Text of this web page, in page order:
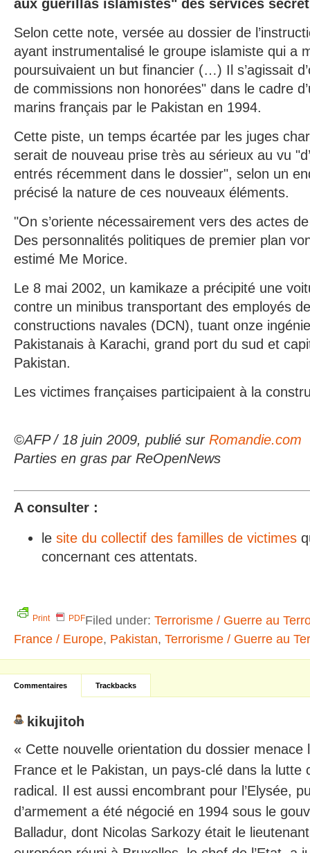
aux guérillas islamistes" des services
Selon cette note, versée au dossier de
ayant instrumentalisé le groupe islamiste qui a
poursuivaient un but financier (…) Il s’agissait
de commissions non honorées" dans le cadre
marins français par le Pakistan en 1994.
Cette piste, un temps écartée par les juges
serait de nouveau prise très au sérieux au vu
entrés récemment dans le dossier", selon un
précisé la nature de ces nouveaux éléments.
"On s’oriente nécessairement vers des actes
Des personnalités politiques de premier plan
estimé Me Morice.
Le 8 mai 2002, un kamikaze a précipité une
contre un minibus transportant des employés
constructions navales (DCN), tuant onze
Pakistanais à Karachi, grand port du sud et
Pakistan.
Les victimes françaises participaient à la
©AFP / 18 juin 2009, publié sur Romandie.com
Parties en gras par ReOpenNews
A consulter :
le site du collectif des familles de victimes
concernant ces attentats.
Print PDFFiled under: Terrorisme / Guerre au
France / Europe, Pakistan, Terrorisme / Guerre au
Commentaires Trackbacks
kikujitoh
« Cette nouvelle orientation du dossier menace
France et le Pakistan, un pays-clé dans la lutte
radical. Il est aussi encombrant pour l’Elysée,
d’armement a été négocié en 1994 sous le
Balladur, dont Nicolas Sarkozy était le